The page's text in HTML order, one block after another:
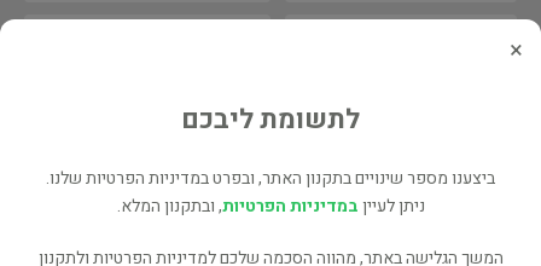
×
לתשומת ליבכם
ביצענו מספר שינויים בתקנון האתר, ובפרט במדיניות הפרטיות שלנו.
ניתן לעייןבמדיניות הפרטיות, ובתקנון המלא.
המשך הגלישה באתר, מהווה הסכמה שלכם למדיניות הפרטיות ולתקנון